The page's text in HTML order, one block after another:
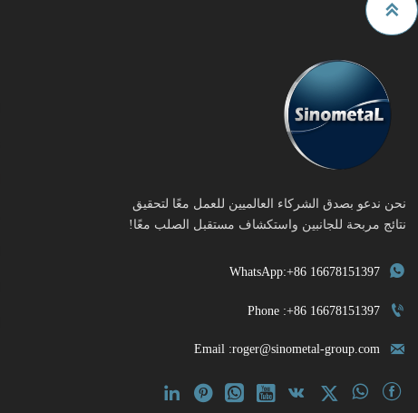
نحن ندعو بصدق الشركاء العالميين للعمل معًا لتحقيق
نتائج مربحة للجانبين واستكشاف مستقبل الصلب معًا!

WhatsApp:+86 16678151397

Phone :+86 16678151397

Email :roger@sinometal-group.com








